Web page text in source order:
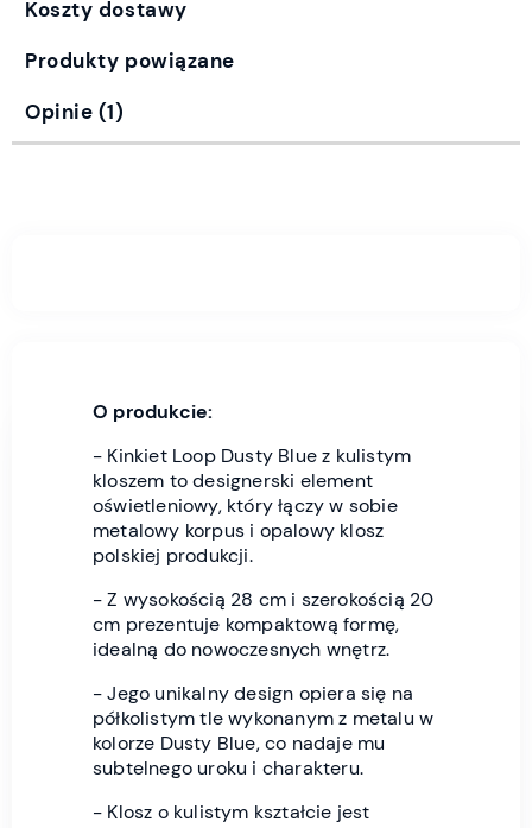
Koszty dostawy
Produkty powiązane
Opinie (1)
O produkcie:
- Kinkiet Loop Dusty Blue z kulistym
kloszem to designerski element
oświetleniowy, który łączy w sobie
metalowy korpus i opalowy klosz
polskiej produkcji.
- Z wysokością 28 cm i szerokością 20
cm prezentuje kompaktową formę,
idealną do nowoczesnych wnętrz.
- Jego unikalny design opiera się na
półkolistym tle wykonanym z metalu w
kolorze Dusty Blue, co nadaje mu
subtelnego uroku i charakteru.
- Klosz o kulistym kształcie jest